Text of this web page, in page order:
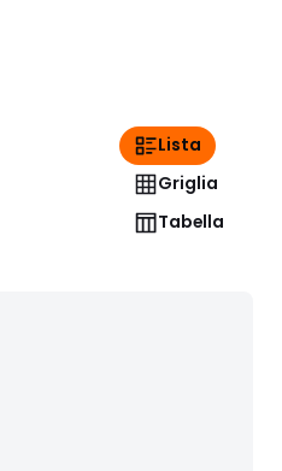
Lista
Griglia
Tabella